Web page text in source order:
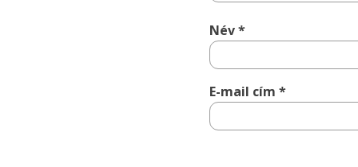
Név*
E-mail cím*